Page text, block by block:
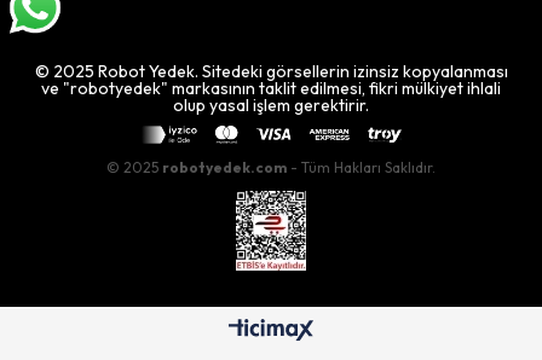
© 2025 Robot Yedek. Sitedeki görsellerin izinsiz kopyalanması
ve "robotyedek" markasının taklit edilmesi, fikri mülkiyet ihlali
olup yasal işlem gerektirir.
© 2025 robotyedek.com - Tüm Hakları Saklıdır.